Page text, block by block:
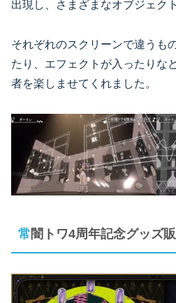
出現し、さまざまなオブジェク
それぞれのスクリーンで違うも
たり、エフェクトが入ったりな
者を楽しませてくれました。
常闇トワ4周年記念グッズ